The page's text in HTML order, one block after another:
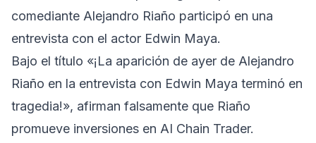
comediante Alejandro Riaño participó en una
entrevista con el actor Edwin Maya.
Bajo el título «¡La aparición de ayer de Alejandro
Riaño en la entrevista con Edwin Maya terminó en
tragedia!», afirman falsamente que Riaño
promueve inversiones en AI Chain Trader.